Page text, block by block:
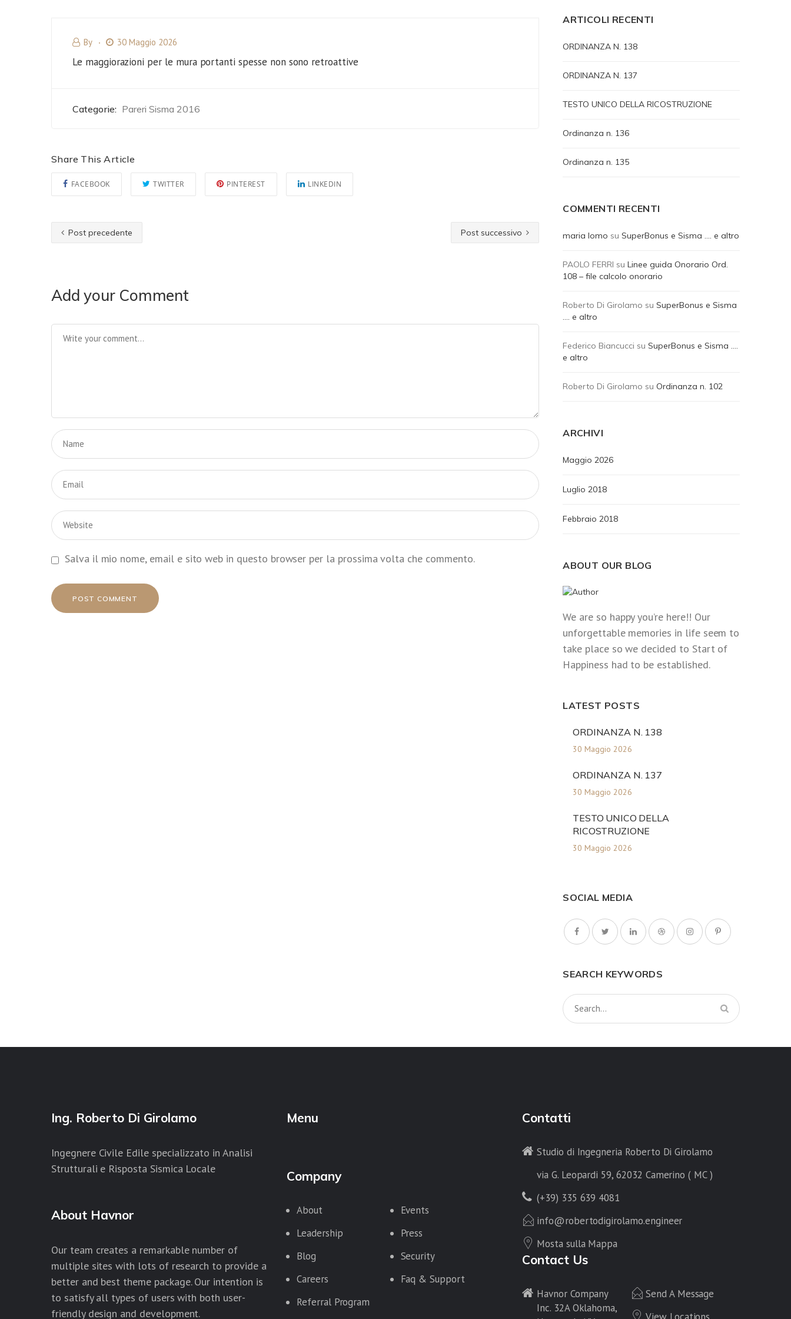
By 30 Maggio 2026
Le maggiorazioni per le mura portanti spesse non sono retroattive
Categorie: Pareri Sisma 2016
Share This Article
FACEBOOK TWITTER PINTEREST LINKEDIN
Post precedente Post successivo
Add your Comment
Salva il mio nome, email e sito web in questo browser per la prossima volta che commento.
ARTICOLI RECENTI
ORDINANZA N. 138
ORDINANZA N. 137
TESTO UNICO DELLA RICOSTRUZIONE
Ordinanza n. 136
Ordinanza n. 135
COMMENTI RECENTI
maria lomo suSuperBonus e Sisma …. e altro
PAOLO FERRI suLinee guida Onorario Ord.
108 – file calcolo onorario
Roberto Di Girolamo suSuperBonus e Sisma
…. e altro
Federico Biancucci suSuperBonus e Sisma ….
e altro
Roberto Di Girolamo su Ordinanza n. 102
ARCHIVI
Maggio 2026
Luglio 2018
Febbraio 2018
ABOUT OUR BLOG
We are so happy you’re here!! Our
unforgettable memories in life seem to
take place so we decided to Start of
Happiness had to be established.
LATEST POSTS
ORDINANZA N. 138
30 Maggio 2026
ORDINANZA N. 137
30 Maggio 2026
TESTO UNICO DELLA
RICOSTRUZIONE
30 Maggio 2026
SOCIAL MEDIA
SEARCH KEYWORDS
Ing. Roberto Di Girolamo
Ingegnere Civile Edile specializzato in Analisi
Strutturali e Risposta Sismica Locale
About Havnor
Our team creates a remarkable number of
multiple sites with lots of research to provide a
better and best theme package. Our intention is
to satisfy all types of users with both user-
friendly design and development.
Menu
Company
About
Events
Leadership
Press
Blog
Security
Careers
Faq & Support
Referral Program
Contatti
Studio di Ingegneria Roberto Di Girolamo
via G. Leopardi 59, 62032 Camerino ( MC )
(+39) 335 639 4081
info@robertodigirolamo.engineer
Mosta sulla Mappa
Contact Us
Havnor Company
Inc. 32A Oklahoma,
Send A Message